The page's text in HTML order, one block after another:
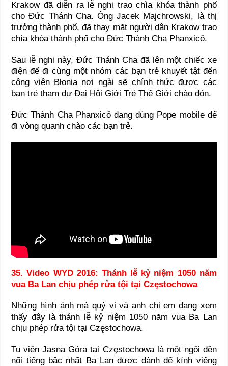
Krakow đã diễn ra lễ nghi trao chìa khóa thành phố
cho Đức Thánh Cha. Ông Jacek Majchrowski, là thị
trưởng thành phố, đã thay mặt người dân Krakow trao
chìa khóa thành phố cho Đức Thánh Cha Phanxicô.
Sau lễ nghi này, Đức Thánh Cha đã lên một chiếc xe
điện để đi cùng một nhóm các bạn trẻ khuyết tật đến
công viên Błonia nơi ngài sẽ chính thức được các
bạn trẻ tham dự Đại Hội Giới Trẻ Thế Giới chào đón.
Đức Thánh Cha Phanxicô đang dùng Pope mobile để
đi vòng quanh chào các bạn trẻ.
35. Video WYD 2016: Thánh lễ kỷ niệm 1050 năm
vua Ba Lan chịu phép rửa tội tại Częstochowa
Những hình ảnh mà quý vị và anh chị em đang xem
thấy đây là thánh lễ kỷ niệm 1050 năm vua Ba Lan
chịu phép rửa tội tại Częstochowa.
Tu viện Jasna Góra tại Częstochowa là một ngôi đền
nổi tiếng bậc nhất Ba Lan được dành để kính viếng